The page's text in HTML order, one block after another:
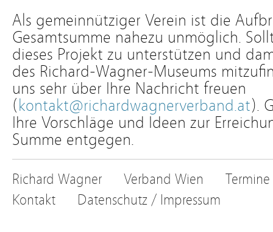
Als gemeinnütziger Verein ist die
Gesamtsumme nahezu unmöglich.
dieses Projekt zu unterstützen und
des Richard-Wagner-Museums
uns sehr über Ihre Nachricht freuen
(kontakt@richardwagnerverband.at).
Ihre Vorschläge und Ideen zur
Summe entgegen.
Richard Wagner Verband Wien
Termine
Kontakt
Datenschutz / Impressum